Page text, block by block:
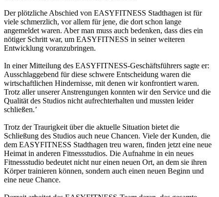
Der plötzliche Abschied von EASYFITNESS Stadthagen ist für
viele schmerzlich, vor allem für jene, die dort schon lange
angemeldet waren. Aber man muss auch bedenken, dass dies ein
nötiger Schritt war, um EASYFITNESS in seiner weiteren
Entwicklung voranzubringen.
In einer Mitteilung des EASYFITNESS-Geschäftsführers sagte er:
Ausschlaggebend für diese schwere Entscheidung waren die
wirtschaftlichen Hindernisse, mit denen wir konfrontiert waren.
Trotz aller unserer Anstrengungen konnten wir den Service und die
Qualität des Studios nicht aufrechterhalten und mussten leider
schließen.’
Trotz der Traurigkeit über die aktuelle Situation bietet die
Schließung des Studios auch neue Chancen. Viele der Kunden, die
dem EASYFITNESS Stadthagen treu waren, finden jetzt eine neue
Heimat in anderen Fitnessstudios. Die Aufnahme in ein neues
Fitnessstudio bedeutet nicht nur einen neuen Ort, an dem sie ihren
Körper trainieren können, sondern auch einen neuen Beginn und
eine neue Chance.